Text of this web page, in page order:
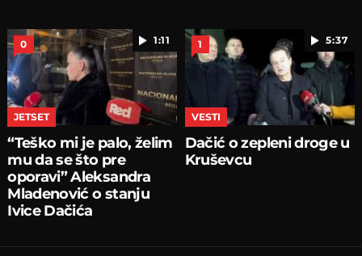
1:11
0
JETSET
“Teško mi je palo, želim
mu da se što pre
oporavi” Aleksandra
Mladenović o stanju
Ivice Dačića
5:37
1
VESTI
Dačić o zepleni droge u
Kruševcu